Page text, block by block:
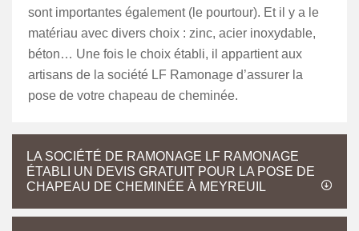
sont importantes également (le pourtour). Et il y a le
matériau avec divers choix : zinc, acier inoxydable,
béton… Une fois le choix établi, il appartient aux
artisans de la société LF Ramonage d’assurer la
pose de votre chapeau de cheminée.
LA SOCIÉTÉ DE RAMONAGE LF RAMONAGE
ÉTABLI UN DEVIS GRATUIT POUR LA POSE DE
CHAPEAU DE CHEMINÉE À MEYREUIL